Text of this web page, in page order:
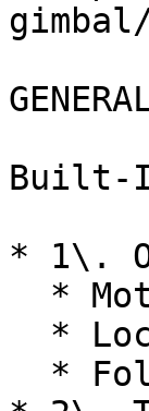
Built-
* 1\.